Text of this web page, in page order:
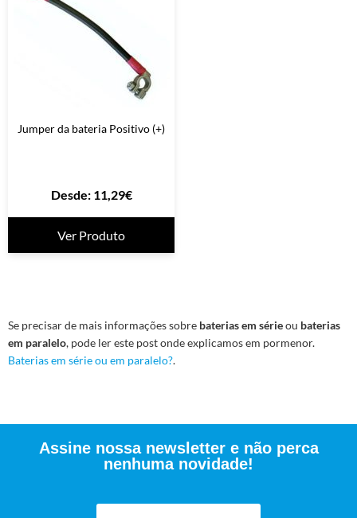
Jumper da bateria Positivo (+)
Desde: 11,29€
Ver Produto
Se precisar de mais informações sobre baterias em sérieou baterias
em paralelo, pode ler este post onde explicamos em pormenor.
Baterias em série ou em paralelo?.
Assine nossa newsletter e não perca
nenhuma novidade!